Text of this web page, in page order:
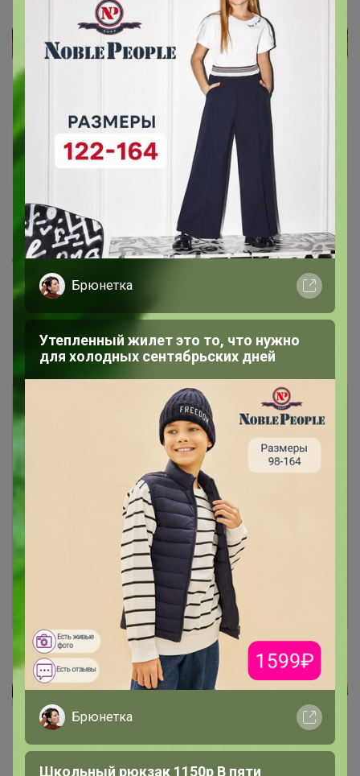
sofika
Гений СП
24 марта, 2023 17:32 1
Спасибо 🙂
Показаны записи 1-8из 8.
Чтобы ответить или задать вопрос
необходимо авторизоваться на сайте
Это займет меньше минуты
Зарегистрироваться
Реклама
Как здесь все устроено?
Брюнетка
Утепленный жилет это то, что нужно
для холодных сентябрьских дней
Брюнетка
Школьный рюкзак 1150р В пяти